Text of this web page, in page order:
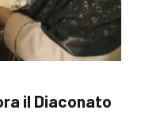
il Diaconato